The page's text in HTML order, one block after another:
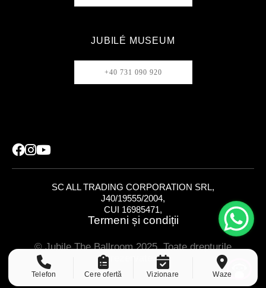
JUBILÉ MUSEUM
+40 731 090 920
SC ALL TRADING CORPORATION SRL,
J40/19555/2004,
CUI 16985471,
Termeni și condiții
© Jubile The Ballroom 2025. Toate drepturile
Telefon Cere ofertă Vizionare Waze